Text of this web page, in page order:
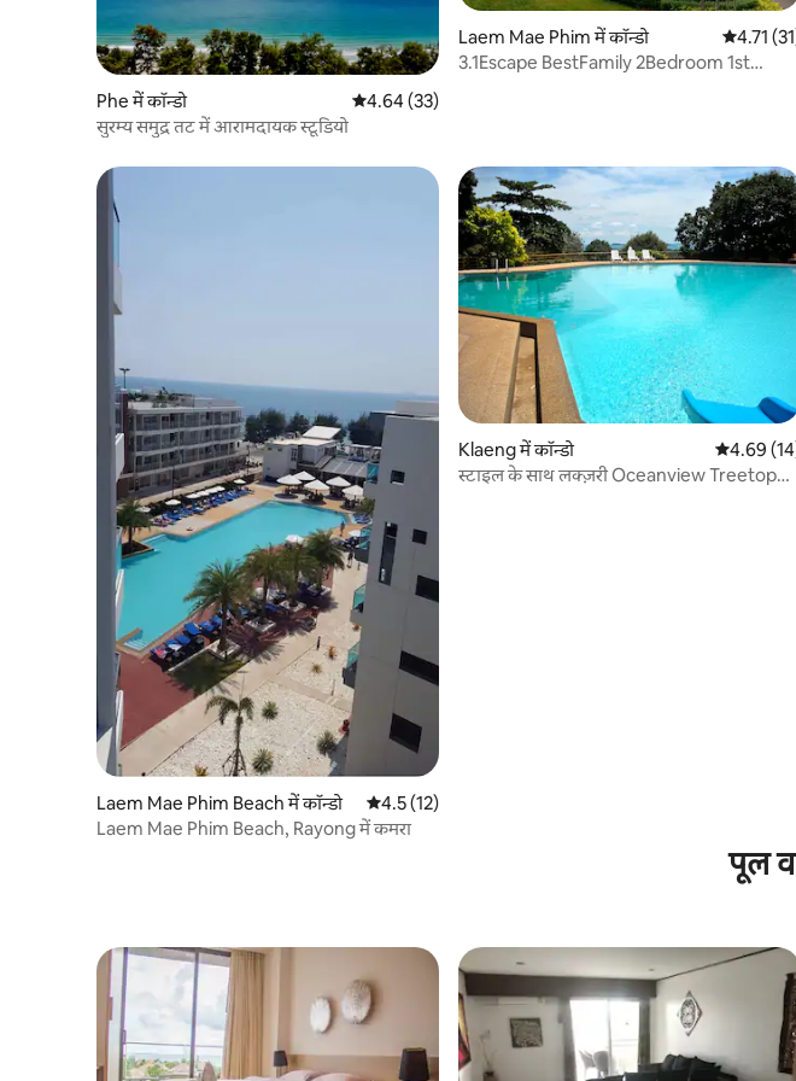
Phe में कॉन्डो औसत रेटिंग 5 में से 4.64, 33 समीक्षाएँ
4.64 (33)
सुरम्य समुद्र तट में आरामदायक स्टूडियो
Laem Mae Phim में कॉन्डो औसत4.71
3.1Escape BestFamily 2Bedroom 1st
Laem Mae Phim Beach में कॉन्डो औसत रेटिंग 5 में से 4.5, 12 समीक्षाएँ
4.5 (12)
Laem Mae Phim Beach, Rayong में कमरा
Klaeng में कॉन्डो औसत रेटिंग
4.69
स्टाइल के साथ लक्ज़री Oceanview Treetop
पूल